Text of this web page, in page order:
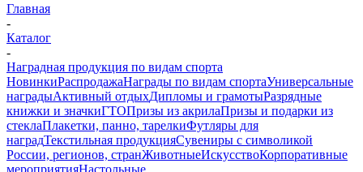
Главная
-
Каталог
-
Наградная продукция по видам спорта
НовинкиРаспродажаНаграды по видам спортаУниверсальные
наградыАктивный отдыхДипломы и грамотыРазрядные
книжки и значкиГТОПризы из акрилаПризы и подарки из
стеклаПлакетки, панно, тарелкиФутляры для
наградТекстильная продукцияСувениры с символикой
России, регионов, странЖивотныеИскусствоКорпоративные
мероприятияНастольные